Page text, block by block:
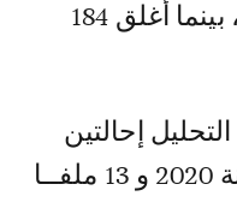
عــن السنوات المنصرمة، بينما أغلق 184
إحالتين
ورثهمـا المجلس عـن سـنة 2020 و 13 ملفــا